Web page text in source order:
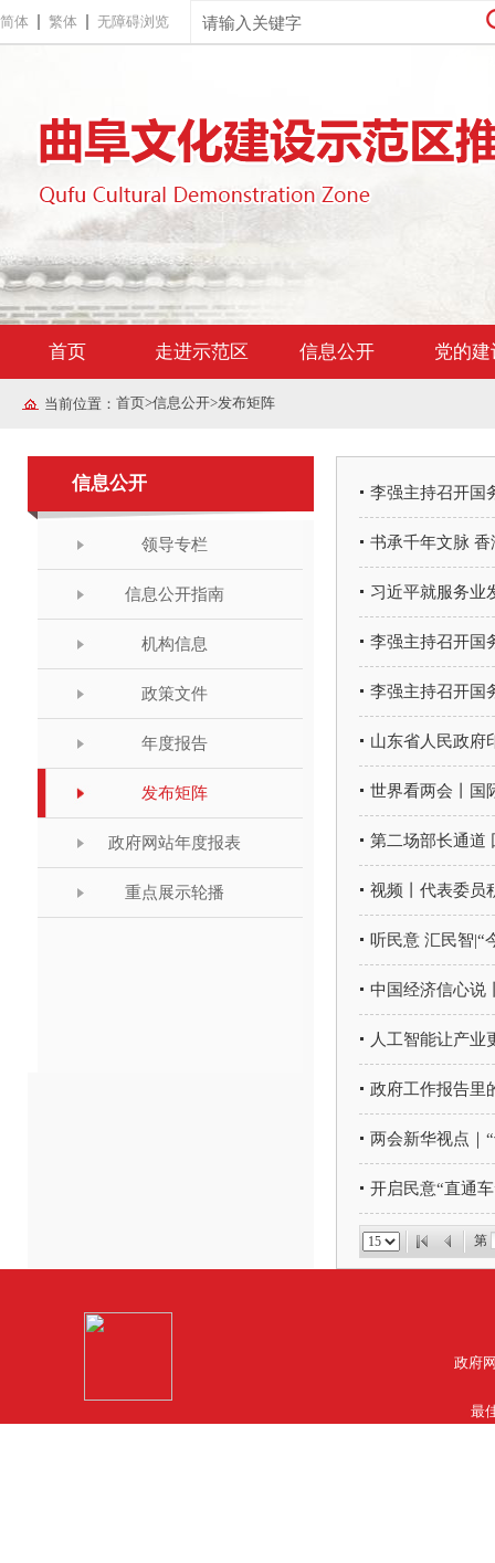
简体 繁体 无障碍浏览
首页 走进示范区 信息公开 党的建
当前位置： 首页>信息公开>发布矩阵
信息公开
领导专栏
信息公开指南
机构信息
政策文件
年度报告
发布矩阵
政府网站年度报表
重点展示轮播
李强主持召开国
书承千年文脉
习近平就服务业
李强主持召开国
李强主持召开国
山东省人民政府
世界看两会丨国
第二场部长通道
视频丨代表委员
听民意 汇民智
中国经济信心说
人工智能让产业
政府工作报告里
两会新华视点｜
开启民意“直通
第
政府
最